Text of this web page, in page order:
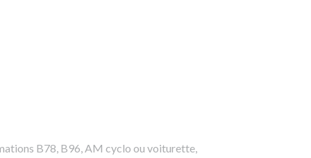
B78, B96, AM cyclo ou voiturette,